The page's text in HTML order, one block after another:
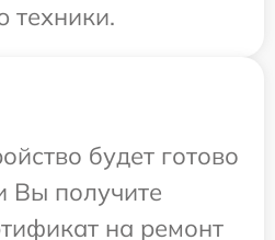
техники.
будет готово
Вы получите
на ремонт